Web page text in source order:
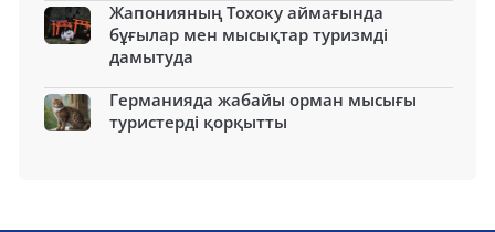
Жапонияның Тохоку аймағында
бұғылар мен мысықтар туризмді
дамытуда
Германияда жабайы орман мысығы
туристерді қорқытты